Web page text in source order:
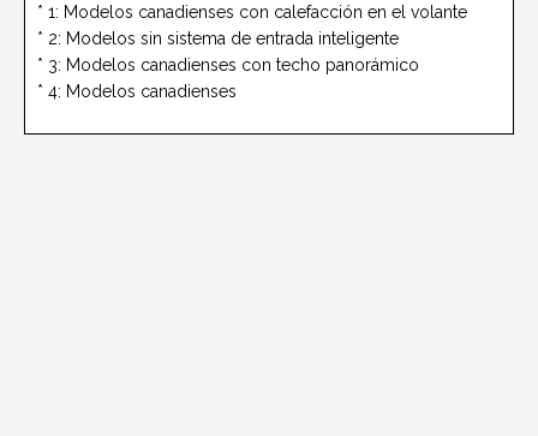
* 1: Modelos canadienses con calefacción en el volante
* 2: Modelos sin sistema de entrada inteligente
* 3: Modelos canadienses con techo panorámico
* 4: Modelos canadienses